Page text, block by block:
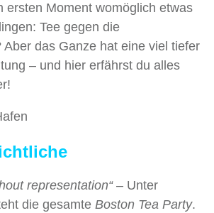
ersten Moment womöglich etwas
Tee gegen die
Aber das Ganze hat eine viel tiefer
– und hier erfährst du alles
representation“– Unter
die gesamte Boston Tea Party.